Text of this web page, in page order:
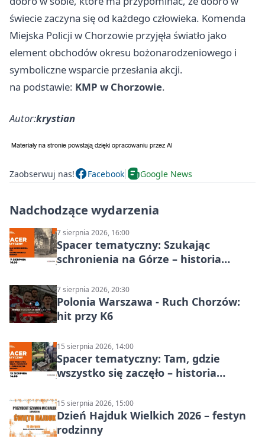
świecie zaczyna się od każdego człowieka. Komenda
Miejska Policji w Chorzowie przyjęła światło jako
element obchodów okresu bożonarodzeniowego i
symboliczne wsparcie przesłania akcji.
na podstawie: KMP w Chorzowie.
Autor:krystian
Zaobserwuj nas! Facebook Google News
Nadchodzące wydarzenia
7 sierpnia 2026, 16:00
Spacer tematyczny: Szukając
schronienia na Górze – historia
7 sierpnia 2026, 20:30
Polonia Warszawa - Ruch Chorzów:
hit przy K6
15 sierpnia 2026, 14:00
Spacer tematyczny: Tam, gdzie
wszystko się zaczęło – historia
15 sierpnia 2026, 15:00
Dzień Hajduk Wielkich 2026 – festyn
rodzinny